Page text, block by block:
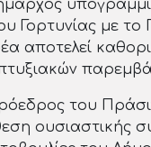
Γορτυνίας με το
αποτελεί
του
ουσιαστικής